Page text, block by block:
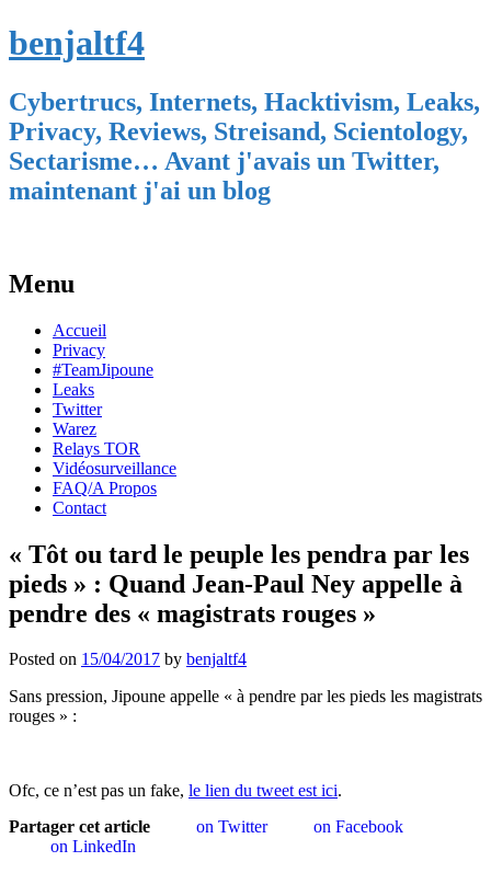
benjaltf4
Cybertrucs, Internets, Hacktivism, Leaks,
Privacy, Reviews, Streisand, Scientology,
Sectarisme… Avant j'avais un Twitter,
maintenant j'ai un blog
Menu
Skip
content
Accueil
Privacy
#TeamJipoune
Leaks
Twitter
Warez
Relays TOR
Vidéosurveillance
FAQ/A Propos
Contact
« Tôt ou tard le peuple les pendra par les
pieds » : Quand Jean-Paul Ney appelle à
pendre des « magistrats rouges »
Posted on 15/04/2017 by benjaltf4
Sans pression, Jipoune appelle « à pendre par les pieds les magistrats
rouges » :
Ofc, ce n’est pas un fake, le lien du tweet est ici.
Partager cet article
on Twitter
on Facebook
on LinkedIn